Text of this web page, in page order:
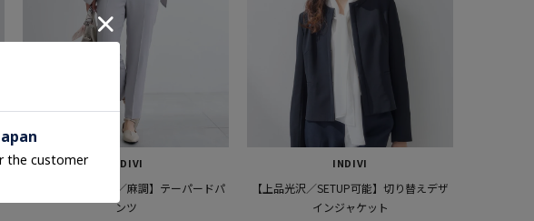
INDIVI
【洗える／UVケア／麻調】テーパードパ
ンツ
INDIVI
【上品光沢／SETUP可能】切り替えデザ
インジャケット